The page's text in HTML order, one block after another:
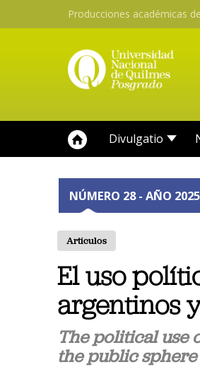
Producciones académicas
Divulgatio
NÚMERO 28 - AÑO 2025
Artículos
El uso
argentinos
The political use
the public sphere